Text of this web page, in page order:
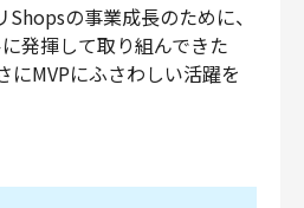
の事業成長のために、
発揮して取り組んできた
MVPにふさわしい活躍を